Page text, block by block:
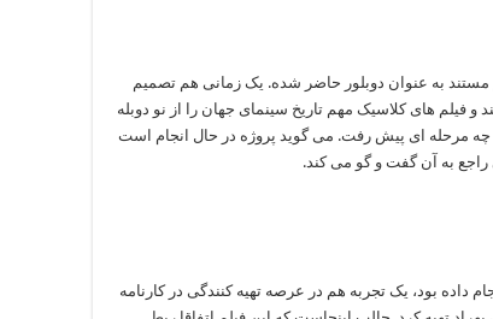
مستند به عنوان دوبلور حاضر شده. یک زمانی هم تصمیم
فیلم های کلاسیک مهم تاریخ سینمای جهان را از نو دوبله
چه مرحله ای پیش رفت. می گوید پروژه در حال انجام است
راجع به آن گفت و گو می کند.
داده بود، یک تجربه هم در عرصه تهیه کنندگی در کارنامه